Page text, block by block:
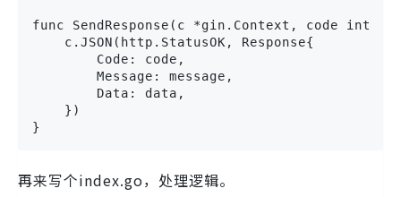
func SendResponse(c *gin.Context, code
    c.JSON(http.StatusOK, Response{
        Code: code,
        Message: message,
        Data: data,
    })
}
再来写个index.go，处理逻辑。